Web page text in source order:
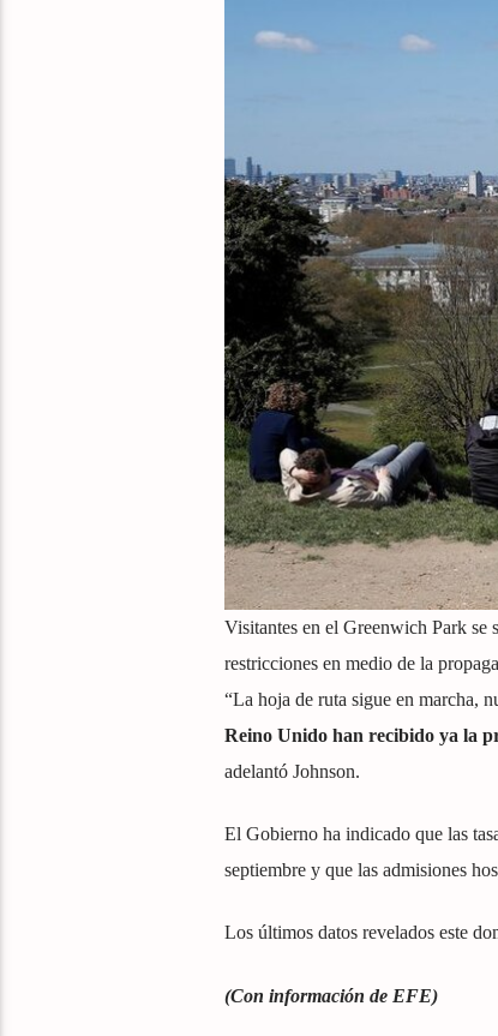
Visitantes en el Greenwich Park se
restricciones en medio de la
“La hoja de ruta sigue en marcha,
Reino Unido han recibido ya la
adelantó Johnson.
El Gobierno ha indicado que las
septiembre y que las admisiones
Los últimos datos revelados este
(Con información de EFE)